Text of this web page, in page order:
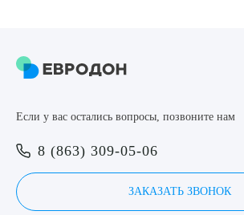
Если у вас остались вопросы, позвоните нам
8 (863) 309-05-06
ЗАКАЗАТЬ ЗВОНОК
Я даю согласие на